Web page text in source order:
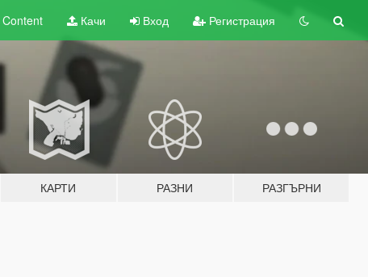
Content Качи Вход Регистрация
КАРТИ РАЗНИ РАЗГЪРНИ